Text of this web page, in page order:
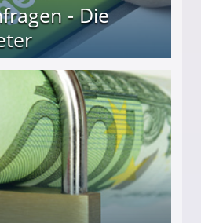
- Die